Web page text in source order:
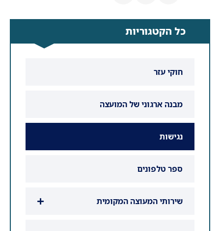
כל הקטגוריות
חוקי עזר
מבנה ארגוני של המועצה
נגישות
ספר טלפונים
שירותי המעוצה המקומית